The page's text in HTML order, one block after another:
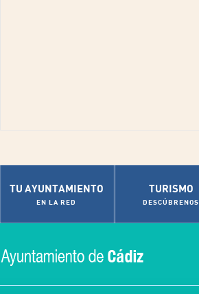
TU AYUNTAMIENTO
EN LA RED
TURISMO
DESCÚBRENOS